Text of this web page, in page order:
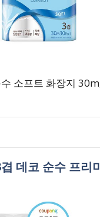
소프트 화장지
데코 순수 프